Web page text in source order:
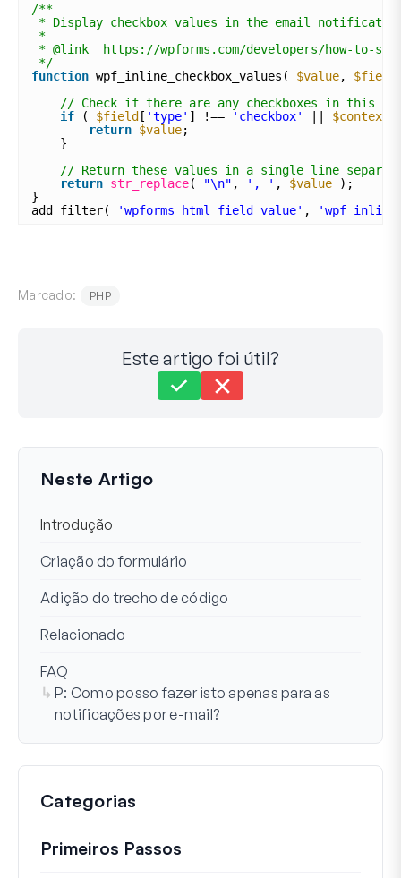
/**
* Display checkbox values in the email
*
* @link  https://wpforms.com/developers/how-to-
*/
function wpf_inline_checkbox_values( $value, $field
// Check if there are any checkboxes in this
if
( $field[ 'type' ] !== 'checkbox' || $context
return $value;
}
// Return these values in a single line
return str_replace( "\n" , ', ' , $value
);
}
add_filter(
'wpforms_html_field_value' ,
Marcado: PHP
Este artigo foi útil?
Última atualização em 15 de agosto de 2023
Neste Artigo
Introdução
Criação do formulário
Adição do trecho de código
Relacionado
FAQ
P: Como posso fazer isto apenas para as
notificações por e-mail?
Categorias
Primeiros Passos